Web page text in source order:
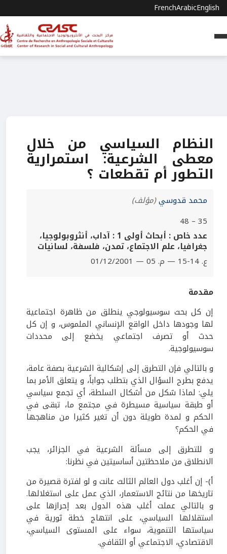
FrenchArabicEnglish
النظام السياسي من خلال
معطى الشرعية: استمرارية
التطور أم تقطعات ؟
محمد قدوسي(مؤلف)
35 – 48
عدد خاص : أبحاث أولى 1 : آداب، أنثروبولوجيا،
جغرافيا، علم الاجتماع، تمدن، فلسفة، لسانيات
ع. 14-15 — م. 05 — 01/12/2001
مقدمة
إن كل بحث سوسيولوجي ينطلق من ظاهرة اجتماعية
لها وجودها داخل الواقع الإنساني الملموس، و إن كل
حدث أو تصرف اجتماعي يخضع إلى محددات
سوسيولوجية.
و بالتالي فإن التطرق إلى إشكالية الشرعية بصفة عامة،
يدفع بطرح السؤال الذي بتطلب جواباً، و يتعلق الأمر بما
يلي: لماذا شكل من أشكال السلطة، أي تجمع سياسي
أو طبقة سياسية مسيطرة في مجتمع ما، تبقى في
الحكم و لمدة طويلة دون أن تغير كثيرا من مناهجها
في الحكم؟
و للتطرق إلى مسألة الشرعية في الجزائر، يجب
الانطلاق من ملاحظتين أساسيتين في نظرنا:
أ)- إن أغلب دول العالم الثالث عانت و لو لفترة قصيرة من
تاريخها من نتائج الاستعمار، الذي عمل على استغلالها.
و بالتالي عملت أغلب هذه الدول بعد إحرازها على
استقلالها السياسي، على انتهاج خطة ثورية في
سياستها التنموية، سواء على المستوى السياسي،
الاقتصادي، الاجتماعي أو الثقافي.